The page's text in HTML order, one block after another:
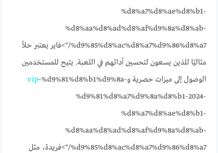
%d8%a7%d8%ae%d8%b1-
%d8%aa%d8%ad%d8%af%d9%8a%d8%ab-
%d9%85%d8%ac%d8%a7%d9%86%d8%a7/">فاير يعتبر حلاً
مثاليًا للذين يسعون لتحسين أدائهم في اللعبة. يتيح للمستخدمين
الوصول إلى ميزات حصرية و
vip-%d9%81%d8%b1%d9%8a-
%d9%81%d8%a7%d9%8a%d8%b1-2024-
%d8%a7%d8%ae%d8%b1-
%d8%aa%d8%ad%d8%af%d9%8a%d8%ab-
%d9%85%d8%ac%d8%a7%d9%86%d8%a7/">فريدة، مثل